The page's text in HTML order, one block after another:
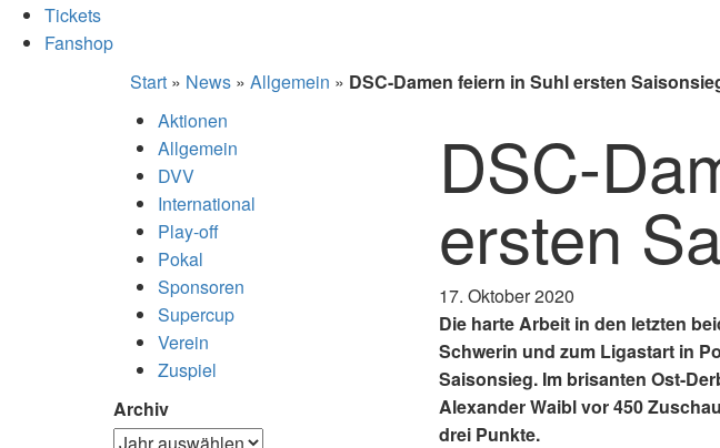
Tickets
Fanshop
Start » News » Allgemein » DSC-Damen feiern in Suhl ersten
DSC-
ersten
17. Oktober 2020
Die harte Arbeit in den letzten
Schwerin und zum Ligastart in
Saisonsieg. Im brisanten Ost-
Alexander Waibl vor 450
drei Punkte.
Aktionen
Allgemein
DVV
International
Play-off
Pokal
Sponsoren
Supercup
Verein
Zuspiel
Archiv